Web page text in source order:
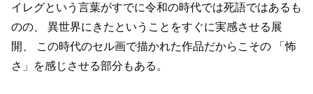
イレグという言葉がすでに令和の時代では死語ではあるも
のの、
異世界にきたということをすぐに実感させる展
開、
この時代のセル画で描かれた作品だからこその 「怖
さ」を感じさせる部分もある。